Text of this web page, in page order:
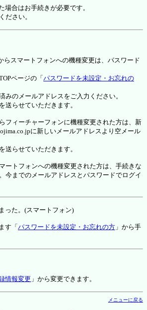
場合はお手続きが必要です。
ださい。
スマートフォンへの機種変更は、パスワード
ページの「 パスワードを未設定・お忘れの
みのメールアドレスをご入力ください。
送らせていただきます。
フィーチャーフォンに機種変更された方は、新
に新しいメールアドレスより空メール
送らせていただきます。
ートフォンへの機種変更された方は、手続きな
今までのメールアドレスとパスワードでログイ
った。(スマートフォン)
す「 パスワードを未設定・お忘れの方 」から手
情報変更 」から変更できます。
メニューに戻る